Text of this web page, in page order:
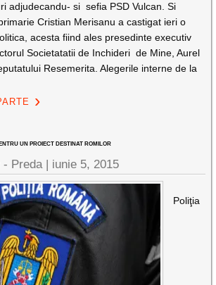
adjudecandu- si sefia PSD Vulcan. Si
Cristian Merisanu a castigat ieri o
acesta fiind ales presedinte executiv
Societatatii de Inchideri de Mine, Aurel
Resemerita. Alegerile interne de la
UN PROIECT DESTINAT ROMILOR
- Preda | iunie 5, 2015
Poliţia